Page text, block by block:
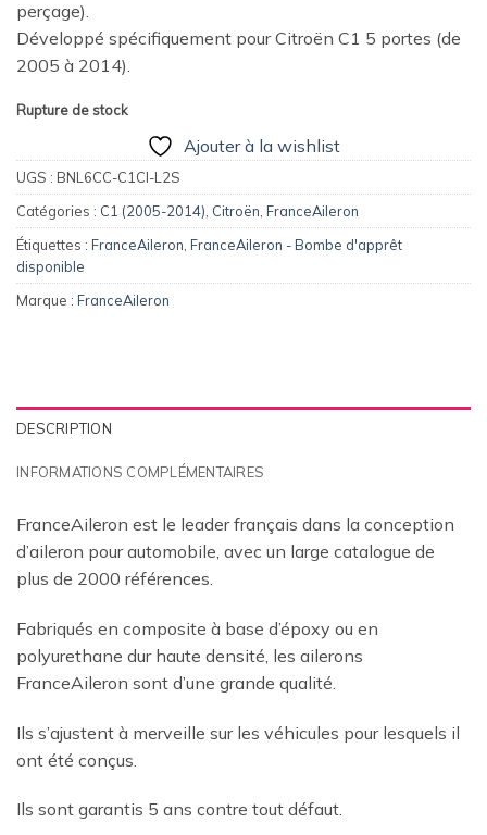
perçage).
Développé spécifiquement pour Citroën C1 5 portes (de
2005 à 2014).
Rupture de stock
Ajouter à la wishlist
UGS : BNL6CC-C1CI-L2S
Catégories : C1 (2005-2014), Citroën, FranceAileron
Étiquettes : FranceAileron, FranceAileron - Bombe d'apprêt
disponible
Marque : FranceAileron
DESCRIPTION
INFORMATIONS COMPLÉMENTAIRES
FranceAileron est le leader français dans la conception
d’aileron pour automobile, avec un large catalogue de
plus de 2000 références.
Fabriqués en composite à base d’époxy ou en
polyurethane dur haute densité, les ailerons
FranceAileron sont d’une grande qualité.
Ils s’ajustent à merveille sur les véhicules pour lesquels il
ont été conçus.
Ils sont garantis 5 ans contre tout défaut.